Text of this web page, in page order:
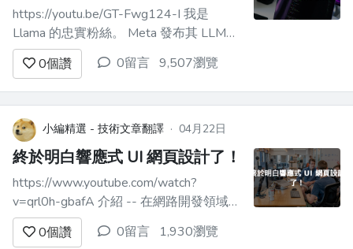
https://youtu.be/GT-Fwg124-I 我是
Llama 的忠實粉絲。 Meta 發布其 LLM
開源程式碼對整個科技界來說是一項淨收
益，其寬鬆的許可證允許大多數中小型企
業在幾乎沒有任何限制的情況下使用其
LLM（當然，在法律範圍內）。他們的最
新版本是備受期待的 Llama ...
0個讚 0留言 9,507瀏覽
小編精選 - 技術文章翻譯 · 04月22日
終於明白響應式 UI 網頁設計了！
https://www.youtube.com/watch?
v=qrl0h-gbafA 介紹 -- 在網路開發領域，
響應式設計的概念通常會為初學者帶來陡
峭的學習曲線。即使在轉向更高級的主題
0個讚 0留言 1,930瀏覽